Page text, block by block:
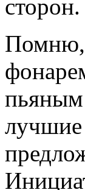
сторон.
Помню,
пьяным
лучшие